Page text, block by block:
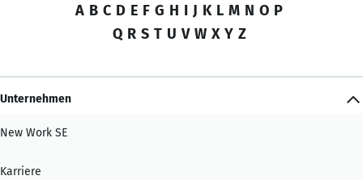
A B C D E F G H I J K L M N O P
Q R S T U V W X Y Z
Unternehmen
New Work SE
Karriere